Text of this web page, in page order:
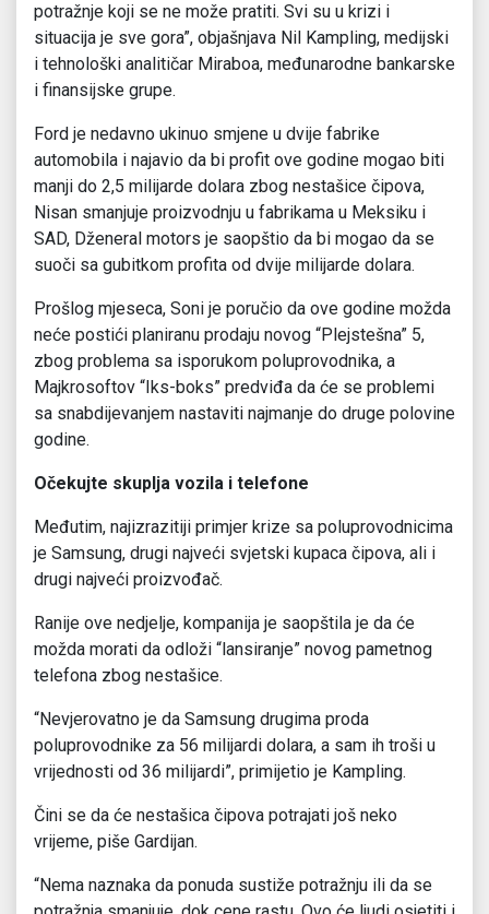
potražnje koji se ne može pratiti. Svi su u krizi i
situacija je sve gora”, objašnjava Nil Kampling, medijski
i tehnološki analitičar Miraboa, međunarodne bankarske
i finansijske grupe.
Ford je nedavno ukinuo smjene u dvije fabrike
automobila i najavio da bi profit ove godine mogao biti
manji do 2,5 milijarde dolara zbog nestašice čipova,
Nisan smanjuje proizvodnju u fabrikama u Meksiku i
SAD, Dženeral motors je saopštio da bi mogao da se
suoči sa gubitkom profita od dvije milijarde dolara.
Prošlog mjeseca, Soni je poručio da ove godine možda
neće postići planiranu prodaju novog “Plejstešna” 5,
zbog problema sa isporukom poluprovodnika, a
Majkrosoftov “Iks-boks” predviđa da će se problemi
sa snabdijevanjem nastaviti najmanje do druge polovine
godine.
Očekujte skuplja vozila i telefone
Međutim, najizrazitiji primjer krize sa poluprovodnicima
je Samsung, drugi najveći svjetski kupaca čipova, ali i
drugi najveći proizvođač.
Ranije ove nedjelje, kompanija je saopštila je da će
možda morati da odloži “lansiranje” novog pametnog
telefona zbog nestašice.
“Nevjerovatno je da Samsung drugima proda
poluprovodnike za 56 milijardi dolara, a sam ih troši u
vrijednosti od 36 milijardi”, primijetio je Kampling.
Čini se da će nestašica čipova potrajati još neko
vrijeme, piše Gardijan.
“Nema naznaka da ponuda sustiže potražnju ili da se